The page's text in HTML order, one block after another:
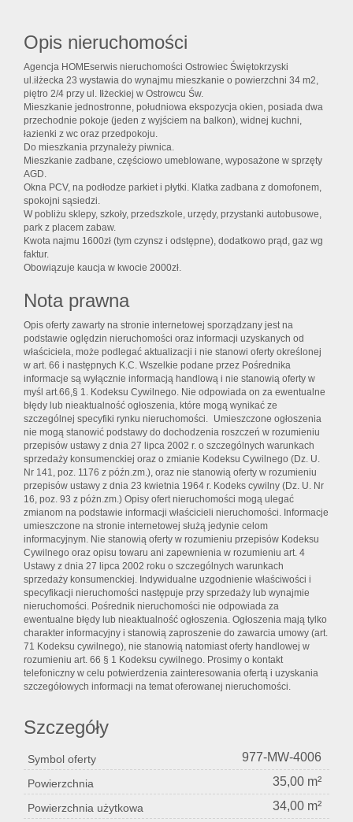
Rodo
Opis nieruchomości
Agencja HOMEserwis nieruchomości Ostrowiec Świętokrzyski
ul.iłżecka 23 wystawia do wynajmu mieszkanie o powierzchni 34 m2,
piętro 2/4 przy ul. Iłżeckiej w Ostrowcu Św.
Mieszkanie jednostronne, południowa ekspozycja okien, posiada dwa
przechodnie pokoje (jeden z wyjściem na balkon), widnej kuchni,
łazienki z wc oraz przedpokoju.
Do mieszkania przynależy piwnica.
Mieszkanie zadbane, częściowo umeblowane, wyposażone w sprzęty
AGD.
Okna PCV, na podłodze parkiet i płytki. Klatka zadbana z domofonem,
spokojni sąsiedzi.
W pobliżu sklepy, szkoły, przedszkole, urzędy, przystanki autobusowe,
park z placem zabaw.
Kwota najmu 1600zł (tym czynsz i odstępne), dodatkowo prąd, gaz wg
faktur.
Obowiązuje kaucja w kwocie 2000zł.
Nota prawna
Opis oferty zawarty na stronie internetowej sporządzany jest na
podstawie oględzin nieruchomości oraz informacji uzyskanych od
właściciela, może podlegać aktualizacji i nie stanowi oferty określonej
w art. 66 i następnych K.C. Wszelkie podane przez Pośrednika
informacje są wyłącznie informacją handlową i nie stanowią oferty w
myśl art.66,§ 1. Kodeksu Cywilnego. Nie odpowiada on za ewentualne
błędy lub nieaktualność ogłoszenia, które mogą wynikać ze
szczególnej specyfiki rynku nieruchomości. Umieszczone ogłoszenia
nie mogą stanowić podstawy do dochodzenia roszczeń w rozumieniu
przepisów ustawy z dnia 27 lipca 2002 r. o szczególnych warunkach
sprzedaży konsumenckiej oraz o zmianie Kodeksu Cywilnego (Dz. U.
Nr 141, poz. 1176 z późn.zm.), oraz nie stanowią oferty w rozumieniu
przepisów ustawy z dnia 23 kwietnia 1964 r. Kodeks cywilny (Dz. U. Nr
16, poz. 93 z póżn.zm.) Opisy ofert nieruchomości mogą ulegać
zmianom na podstawie informacji właścicieli nieruchomości. Informacje
umieszczone na stronie internetowej służą jedynie celom
informacyjnym. Nie stanowią oferty w rozumieniu przepisów Kodeksu
Cywilnego oraz opisu towaru ani zapewnienia w rozumieniu art. 4
Ustawy z dnia 27 lipca 2002 roku o szczególnych warunkach
sprzedaży konsumenckiej. Indywidualne uzgodnienie właściwości i
specyfikacji nieruchomości następuje przy sprzedaży lub wynajmie
nieruchomości. Pośrednik nieruchomości nie odpowiada za
ewentualne błędy lub nieaktualność ogłoszenia. Ogłoszenia mają tylko
charakter informacyjny i stanowią zaproszenie do zawarcia umowy (art.
71 Kodeksu cywilnego), nie stanowią natomiast oferty handlowej w
rozumieniu art. 66 § 1 Kodeksu cywilnego. Prosimy o kontakt
telefoniczny w celu potwierdzenia zainteresowania ofertą i uzyskania
szczegółowych informacji na temat oferowanej nieruchomości.
Szczegóły
Symbol oferty 977-MW-4006
Powierzchnia 35,00 m²
Powierzchnia użytkowa 34,00 m²